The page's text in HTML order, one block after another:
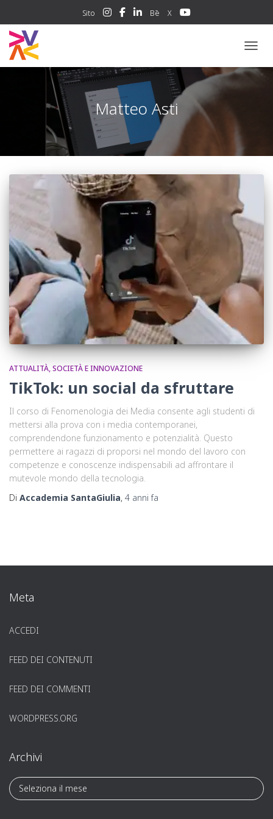
Sito Bē X
Matteo Asti
ATTUALITÀ, SOCIETÀ E INNOVAZIONE
TikTok: un social da sfruttare
Il corso di Fenomenologia dei Media consente agli studenti di
mettersi alla prova con i media contemporanei,
comprendendone funzionamento e potenzialità. Questo
permettere ai ragazzi di proporsi nel mondo del lavoro con
competenze e conoscenze indispensabili ad affrontare il
mutevole mondo della tecnologia.
Di Accademia SantaGiulia, 4 anni fa
Meta
ACCEDI
FEED DEI CONTENUTI
FEED DEI COMMENTI
WORDPRESS.ORG
Archivi
A
r